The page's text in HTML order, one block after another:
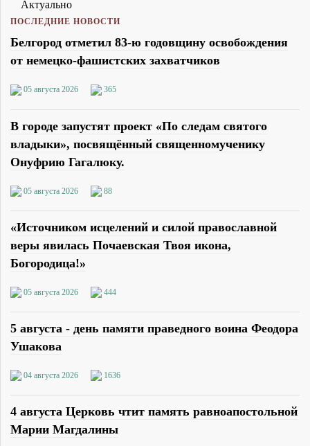
Актуально
ПОСЛЕДНИЕ НОВОСТИ
Белгород отметил 83-ю годовщину освобождения
от немецко-фашистских захватчиков
05 августа 2026 365
В городе запустят проект «По следам святого
владыки», посвящённый священномученику
Онуфрию Гагалюку.
05 августа 2026 88
«Источником исцелений и силой православной
веры явилась Почаевская Твоя икона,
Богородица!»
05 августа 2026 444
5 августа - день памяти праведного воина Феодора
Ушакова
04 августа 2026 1636
4 августа Церковь чтит память равноапостольной
Марии Магдалины